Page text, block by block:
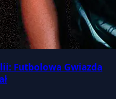
Futbolowa Gwiazda